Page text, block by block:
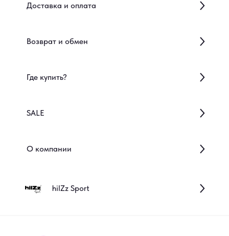
Доставка и оплата
Возврат и обмен
Где купить?
SALE
О компании
hilZz Sport